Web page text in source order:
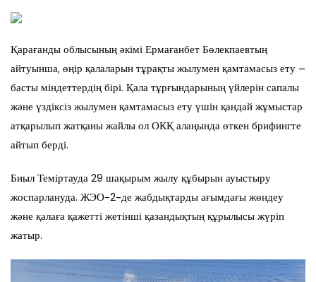
Қарағанды облысының әкімі Ермағанбет Бөлекпаевтың
айтуынша, өңір қалаларын тұрақты жылумен қамтамасыз ету –
басты міндеттердің бірі. Қала тұрғындарының үйлерін сапалы
және үздіксіз жылумен қамтамасыз ету үшін қандай жұмыстар
атқарылып жатқаны жайлы ол ОКҚ алаңында өткен брифингте
айтып берді.
Биыл Теміртауда 29 шақырым жылу құбырын ауыстыру
жоспарлануда. ЖЭО-2-де жабдықтарды ағымдағы жөндеу
және қалаға қажетті жетінші қазандықтың құрылысы жүріп
жатыр.